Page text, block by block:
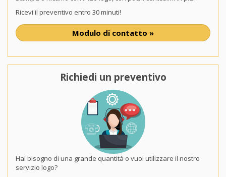
Ricevi il preventivo entro 30 minuti!
Modulo di contatto »
Richiedi un preventivo
Hai bisogno di una grande quantità o vuoi utilizzare il nostro
servizio logo?